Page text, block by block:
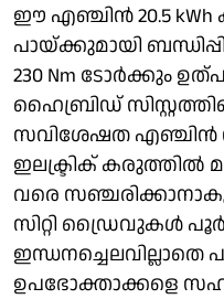
ഈ എഞ്ചിന്‍ 20.5 kWh
പായ്ക്കുമായി
230 Nm ടോര്‍ക്കും
ഹൈബ്രിഡ്
സവിശേഷത എഞ്ചിന്‍
ഇലക്ട്രിക് കരുത്തില്‍
വരെ
സിറ്റി ഡ്രൈവുകള്‍
ഉപഭോക്താക്കളെ